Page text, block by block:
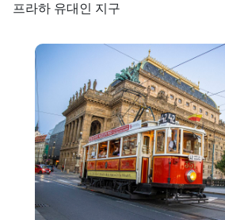
프라하 유대인 지구